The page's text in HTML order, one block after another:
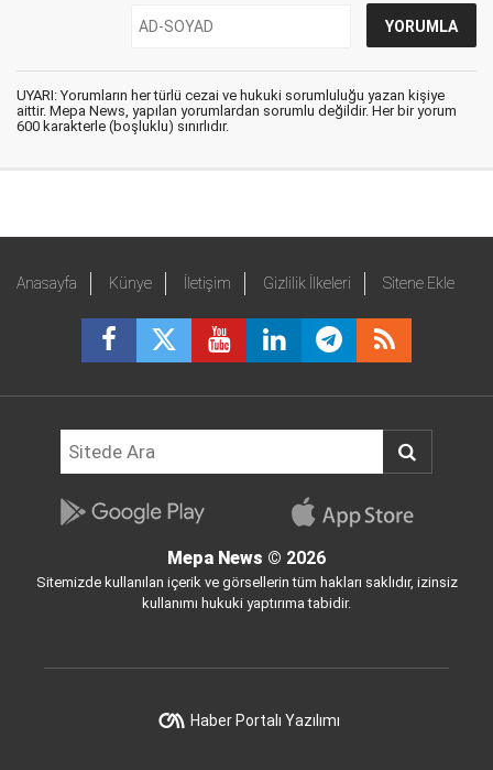
UYARI: Yorumların her türlü cezai ve hukuki sorumluluğu yazan kişiye
aittir. Mepa News, yapılan yorumlardan sorumlu değildir. Her bir yorum
600 karakterle (boşluklu) sınırlıdır.
Anasayfa Künye İletişim Gizlilik İlkeleri Sitene Ekle
Mepa News © 2026
Sitemizde kullanılan içerik ve görsellerin tüm hakları saklıdır, izinsiz
kullanımı hukuki yaptırıma tabidir.
Haber Portalı Yazılımı